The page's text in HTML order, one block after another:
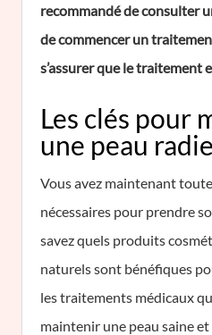
recommandé de consulter
de commencer un
s’assurer que le traitement
Les clés pour
une peau
Vous avez maintenant
nécessaires pour prendre
savez quels produits
naturels sont bénéfiques
les traitements médicaux
maintenir une peau saine